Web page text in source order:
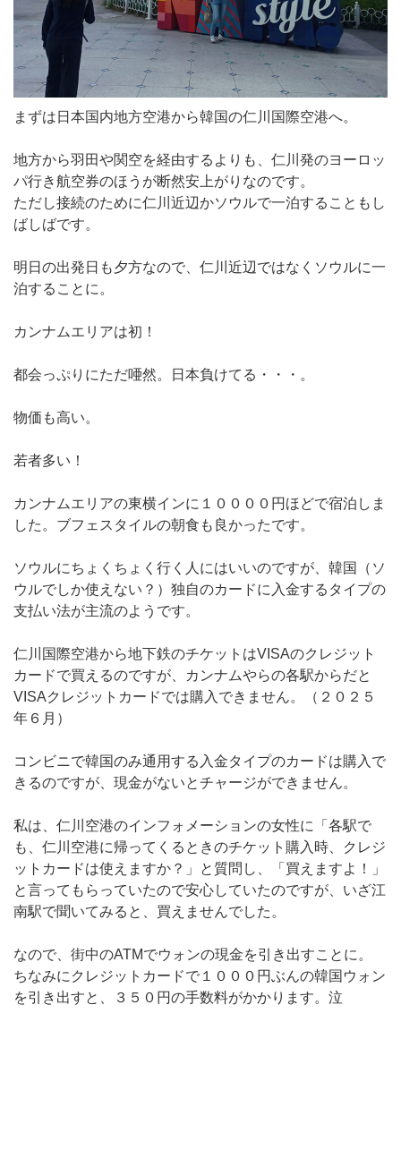
まずは日本国内地方空港から韓国の仁川国際空港へ。
地方から羽田や関空を経由するよりも、仁川発のヨーロッ
パ行き航空券のほうが断然安上がりなのです。
ただし接続のために仁川近辺かソウルで一泊することもし
ばしばです。
明日の出発日も夕方なので、仁川近辺ではなくソウルに一
泊することに。
カンナムエリアは初！
都会っぷりにただ唖然。日本負けてる・・・。
物価も高い。
若者多い！
カンナムエリアの東横インに１００００円ほどで宿泊しま
した。ブフェスタイルの朝食も良かったです。
ソウルにちょくちょく行く人にはいいのですが、韓国（ソ
ウルでしか使えない？）独自のカードに入金するタイプの
支払い法が主流のようです。
仁川国際空港から地下鉄のチケットはVISAのクレジット
カードで買えるのですが、カンナムやらの各駅からだと
VISAクレジットカードでは購入できません。（２０２５
年６月）
コンビニで韓国のみ通用する入金タイプのカードは購入で
きるのですが、現金がないとチャージができません。
私は、仁川空港のインフォメーションの女性に「各駅で
も、仁川空港に帰ってくるときのチケット購入時、クレジ
ットカードは使えますか？」と質問し、「買えますよ！」
と言ってもらっていたので安心していたのですが、いざ江
南駅で聞いてみると、買えませんでした。
なので、街中のATMでウォンの現金を引き出すことに。
ちなみにクレジットカードで１０００円ぶんの韓国ウォン
を引き出すと、３５０円の手数料がかかります。泣